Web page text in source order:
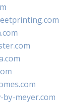
meyer.com